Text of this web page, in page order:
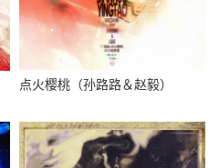
点火樱桃（孙路路＆赵毅）